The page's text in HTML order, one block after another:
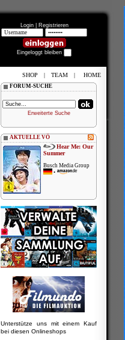
Login | Registrieren
Eingeloggt bleiben
FORUM-SUCHE
Erweiterte Suche
AKTUELLE VÖ
Hear Me: Our
Summer
Busch Media Group
•
Unterstütze uns mit einem Kauf
bei diesen Onlineshops
SHOP | TEAM | HOME